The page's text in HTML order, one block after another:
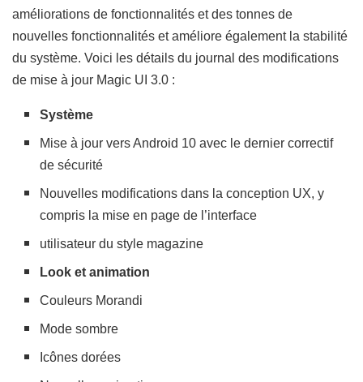
améliorations de fonctionnalités et des tonnes de
nouvelles fonctionnalités et améliore également la stabilité
du système. Voici les détails du journal des modifications
de mise à jour Magic UI 3.0 :
Système
Mise à jour vers Android 10 avec le dernier correctif
de sécurité
Nouvelles modifications dans la conception UX, y
compris la mise en page de l’interface
utilisateur du style magazine
Look et animation
Couleurs Morandi
Mode sombre
Icônes dorées